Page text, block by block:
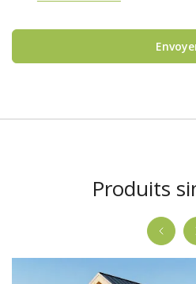
Produits